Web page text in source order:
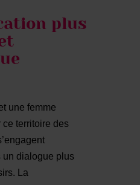
plus
une femme
ce territoire des
un dialogue plus
La